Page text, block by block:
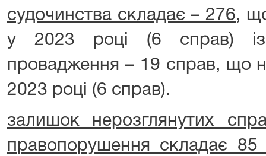
судочинства складає – 276,
у 2023 році (6 справ)
провадження – 19 справ, що
2023 році (6 справ).
залишок нерозглянутих
правопорушення складає 85